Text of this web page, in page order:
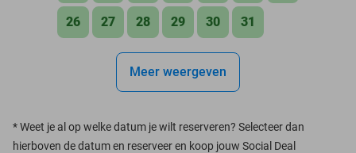
26 27 28 29 30 31
Meer weergeven
*Weet je al op welke datum je wilt reserveren? Selecteer dan
hierboven de datum en reserveer en koop jouw Social Deal